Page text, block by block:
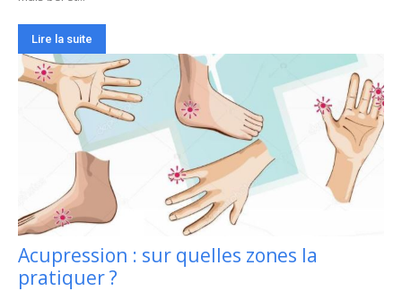
Lire la suite
Acupression : sur quelles zones la
pratiquer ?